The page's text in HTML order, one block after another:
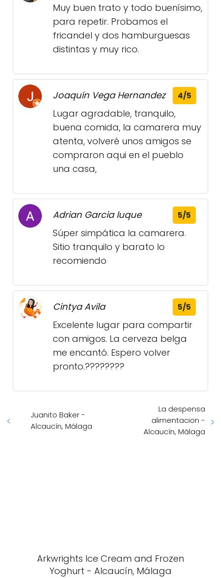
Muy buen trato y todo buenísimo,
para repetir. Probamos el
fricandel y dos hamburguesas
distintas y muy rico.
Joaquín Vega Hernandez 4/5
Lugar agradable, tranquilo,
buena comida, la camarera muy
atenta, volveré unos amigos se
compraron aqui en el pueblo
una casa,
Adrian Garcia luque 5/5
Súper simpática la camarera.
Sitio tranquilo y barato lo
recomiendo
Cintya Avila 5/5
Excelente lugar para compartir
con amigos. La cerveza belga
me encantó. Espero volver
pronto.????????
Juanito Baker -
Alcaucín, Málaga
La despensa
alimentacion -
Alcaucín, Málaga
Arkwrights Ice Cream and Frozen
Yoghurt - Alcaucín, Málaga